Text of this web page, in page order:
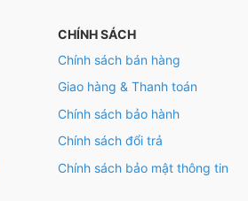
CHÍNH SÁCH
Chính sách bán hàng
Giao hàng & Thanh toán
Chính sách bảo hành
Chính sách đổi trả
Chính sách bảo mật thông tin